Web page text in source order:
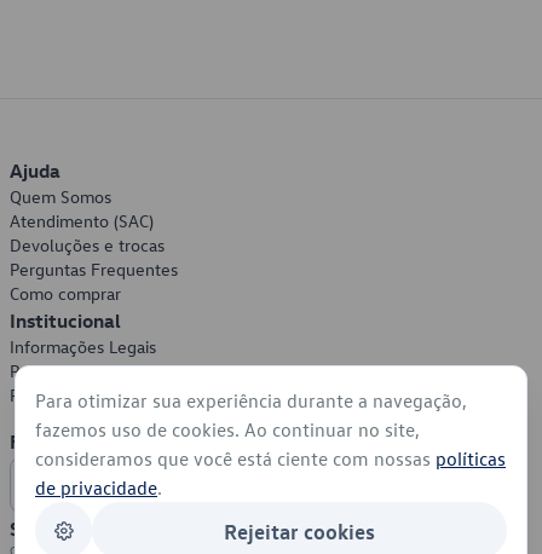
Ajuda
Quem Somos
Atendimento (SAC)
Devoluções e trocas
Perguntas Frequentes
Como comprar
Institucional
Informações Legais
Política de Privacidade
Política de Cookies
Formas de Pagamento
Segurança
Para otimizar sua experiência durante a navegação,
fazemos uso de cookies. Ao continuar no site,
consideramos que você está ciente com nossas políticas
de privacidade.
Rejeitar cookies